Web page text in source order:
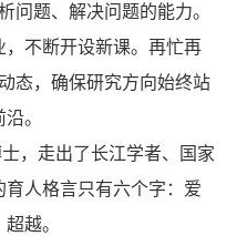
问题、解决问题的能力。
不断开设新课。再忙再
态，确保研究方向始终站
。
，走出了长江学者、国家
人格言只有六个字：爱
越。